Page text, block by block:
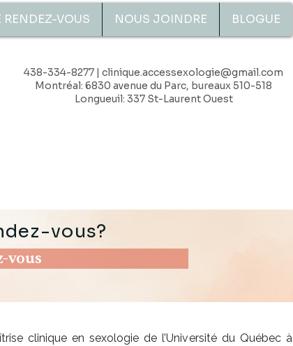
RENDEZ-VOUS NOUS JOINDRE BLOGUE
438-334-8277 | clinique.accessexologie@gmail.com
Montréal: 6830 avenue du Parc, bureaux 510-518
Longueuil: 337 St-Laurent Ouest
vous?
vous
clinique en sexologie de l’Université du Québec à